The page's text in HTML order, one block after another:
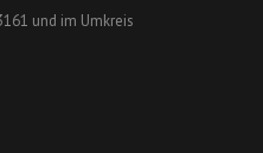
und im Umkreis